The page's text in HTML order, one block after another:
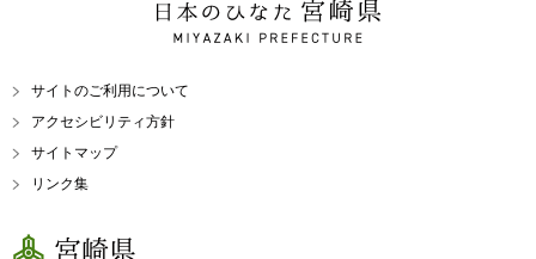
日本のひなた 宮崎県
MIYAZAKI PREFECTURE
サイトのご利用について
アクセシビリティ方針
サイトマップ
リンク集
宮崎県